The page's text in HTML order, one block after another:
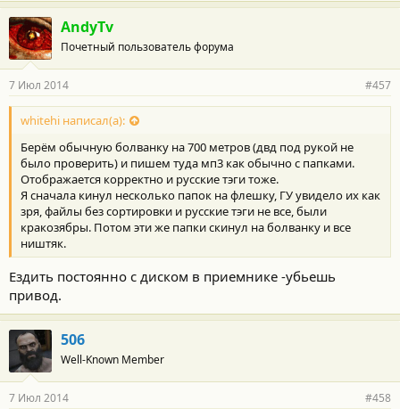
AndyTv
Почетный пользователь форума
7 Июл 2014 #457
whitehi написал(а):
Берём обычную болванку на 700 метров (двд под рукой не
было проверить) и пишем туда мп3 как обычно с папками.
Отображается корректно и русские тэги тоже.
Я сначала кинул несколько папок на флешку, ГУ увидело их как
зря, файлы без сортировки и русские тэги не все, были
кракозябры. Потом эти же папки скинул на болванку и все
ништяк.
Ездить постоянно с диском в приемнике -убьешь
привод.
506
Well-Known Member
7 Июл 2014 #458